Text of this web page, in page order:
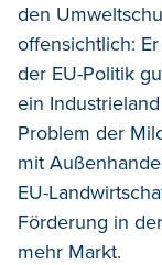
den
offensichtlich:
der EU-Politik
ein
Problem der
mit
EU-
Förderung in
mehr Markt.